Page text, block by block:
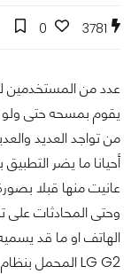
3781
0
عدد من المستخدمين
يقوم بمسحه حتى ولو
من تواجد العديد
أحيانا ما يضر
عانيت منها قبلا